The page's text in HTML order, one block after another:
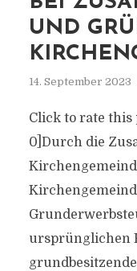
UND
14. September 2023
Click to rate this
0]Durch die
ursprünglichen